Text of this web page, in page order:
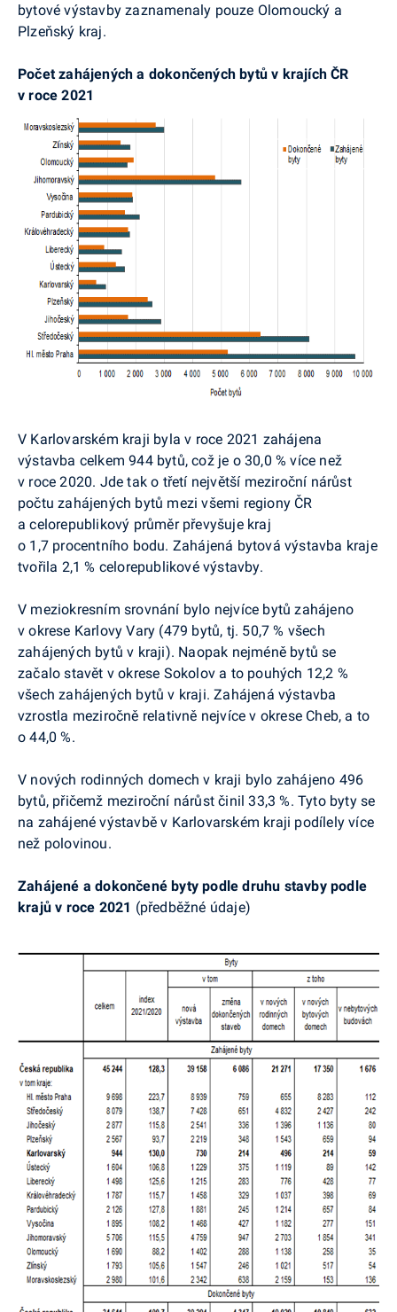
bytové výstavby zaznamenaly pouze Olomoucký a
Plzeňský kraj.
Počet zahájených a dokončených bytů v krajích ČR
v roce 2021
V Karlovarském kraji byla v roce 2021 zahájena
výstavba celkem 944 bytů, což je o 30,0 % více než
v roce 2020. Jde tak o třetí největší meziroční nárůst
počtu zahájených bytů mezi všemi regiony ČR
a celorepublikový průměr převyšuje kraj
o 1,7 procentního bodu. Zahájená bytová výstavba kraje
tvořila 2,1 % celorepublikové výstavby.
V meziokresním srovnání bylo nejvíce bytů zahájeno
v okrese Karlovy Vary (479 bytů, tj. 50,7 % všech
zahájených bytů v kraji). Naopak nejméně bytů se
začalo stavět v okrese Sokolov a to pouhých 12,2 %
všech zahájených bytů v kraji. Zahájená výstavba
vzrostla meziročně relativně nejvíce v okrese Cheb, a to
o 44,0 %.
V nových rodinných domech v kraji bylo zahájeno 496
bytů, přičemž meziroční nárůst činil 33,3 %. Tyto byty se
na zahájené výstavbě v Karlovarském kraji podílely více
než polovinou.
Zahájené a dokončené byty podle druhu stavby podle
krajů v roce 2021 (předběžné údaje)